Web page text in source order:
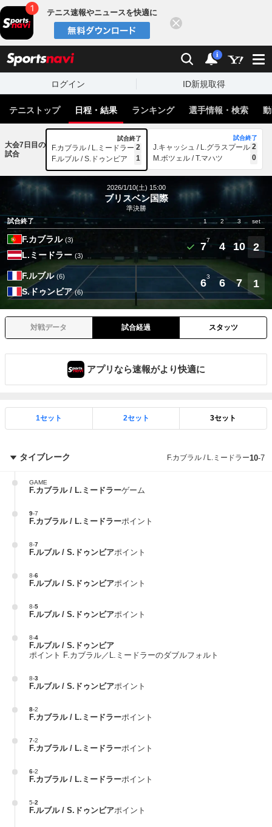
テニス速報やニュースを快適に
検索 通知
i
ログイン ID新規取得
テニストップ 日程・結果 ランキング 選手情報・検索
大会7日目の
試合
試合終了
F.カブラル / L.ミードラー 2
F.ルブル / S.ドゥンビア
1
試合終了
J.キャッシュ / L.グラスプール 2
M.ボツェル / T.マハツ
0
2026/1/10(土) 15:00
ブリスベン国際
準決勝
試合終了
1 2 3 set
F.カブラル (3)
L.ミードラー (3)
7
7
4 10 2
F.ルブル (6)
S.ドゥンビア (6)
6
3
6 7 1
対戦データ 試合経過 スタッツ
アプリなら速報がより快適に
1セット 2セット 3セット
タイブレーク F.カブラル / L.ミードラー10-7
GAME
F.カブラル / L.ミードラーゲーム
9-7
F.カブラル / L.ミードラーポイント
8-7
F.ルブル / S.ドゥンビアポイント
8-6
F.ルブル / S.ドゥンビアポイント
8-5
F.ルブル / S.ドゥンビアポイント
8-4
F.ルブル / S.ドゥンビア
ポイント F.カブラル／L.ミードラーのダブルフォルト
8-3
F.ルブル / S.ドゥンビアポイント
8-2
F.カブラル / L.ミードラーポイント
7-2
F.カブラル / L.ミードラーポイント
6-2
F.カブラル / L.ミードラーポイント
5-2
F.ルブル / S.ドゥンビアポイント